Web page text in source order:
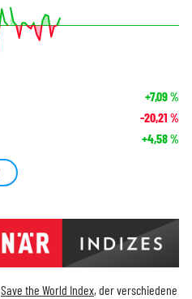
+7,09%
-20,21 %
+4,58%
Save the World Index, der verschiedene